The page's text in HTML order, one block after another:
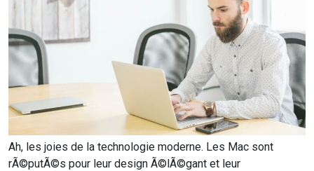
Ah, les joies de la technologie moderne. Les Mac sont
rÃ©putÃ©s pour leur design Ã©lÃ©gant et leur